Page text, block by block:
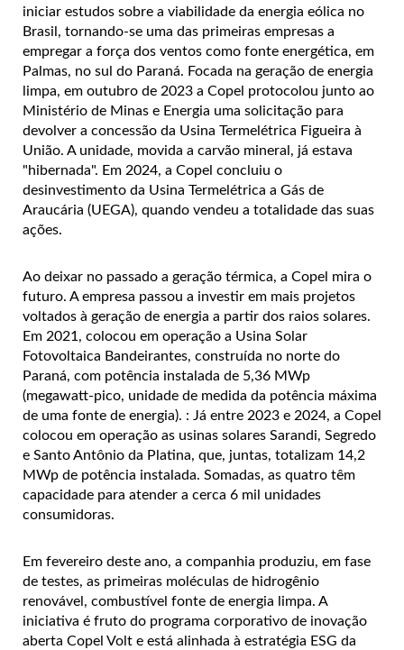
iniciar estudos sobre a viabilidade da energia eólica no
Brasil, tornando-se uma das primeiras empresas a
empregar a força dos ventos como fonte energética, em
Palmas, no sul do Paraná. Focada na geração de energia
limpa, em outubro de 2023 a Copel protocolou junto ao
Ministério de Minas e Energia uma solicitação para
devolver a concessão da Usina Termelétrica Figueira à
União. A unidade, movida a carvão mineral, já estava
"hibernada". Em 2024, a Copel concluiu o
desinvestimento da Usina Termelétrica a Gás de
Araucária (UEGA), quando vendeu a totalidade das suas
ações.
Ao deixar no passado a geração térmica, a Copel mira o
futuro. A empresa passou a investir em mais projetos
voltados à geração de energia a partir dos raios solares.
Em 2021, colocou em operação a Usina Solar
Fotovoltaica Bandeirantes, construída no norte do
Paraná, com potência instalada de 5,36 MWp
(megawatt-pico, unidade de medida da potência máxima
de uma fonte de energia). : Já entre 2023 e 2024, a Copel
colocou em operação as usinas solares Sarandi, Segredo
e Santo Antônio da Platina, que, juntas, totalizam 14,2
MWp de potência instalada. Somadas, as quatro têm
capacidade para atender a cerca 6 mil unidades
consumidoras.
Em fevereiro deste ano, a companhia produziu, em fase
de testes, as primeiras moléculas de hidrogênio
renovável, combustível fonte de energia limpa. A
iniciativa é fruto do programa corporativo de inovação
aberta Copel Volt e está alinhada à estratégia ESG da